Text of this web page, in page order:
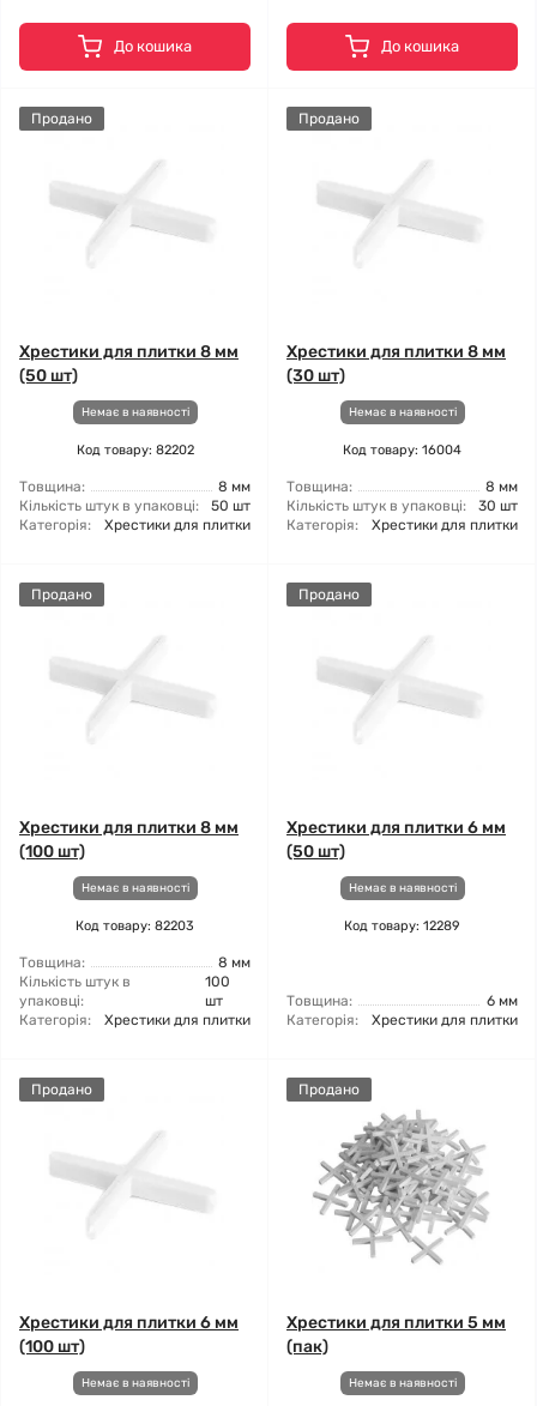
До кошика До кошика
Продано
Хрестики для плитки 8 мм
(50 шт)
Немає в наявності
Код товару: 82202
Товщина:
8 мм
Кількість штук в упаковці:
50 шт
Категорія:
Хрестики для плитки
Продано
Хрестики для плитки 8 мм
(30 шт)
Немає в наявності
Код товару: 16004
Товщина:
8 мм
Кількість штук в упаковці:
30 шт
Категорія:
Хрестики для плитки
Продано
Хрестики для плитки 8 мм
(100 шт)
Немає в наявності
Код товару: 82203
Товщина:
8 мм
Кількість штук в
упаковці:
100
шт
Категорія:
Хрестики для плитки
Продано
Хрестики для плитки 6 мм
(50 шт)
Немає в наявності
Код товару: 12289
Товщина:
6 мм
Категорія:
Хрестики для плитки
Продано
Хрестики для плитки 6 мм
(100 шт)
Немає в наявності
Продано
Хрестики для плитки 5 мм
(пак)
Немає в наявності